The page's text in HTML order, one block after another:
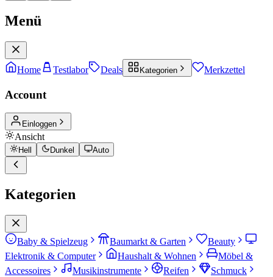
Menü
Home Testlabor Deals Kategorien Merkzettel
Account
Einloggen
Ansicht
Hell Dunkel Auto
Kategorien
Baby & Spielzeug Baumarkt & Garten
Beauty
Elektronik & Computer
Haushalt & Wohnen
Möbel &
Accessoires
Musikinstrumente Reifen
Schmuck